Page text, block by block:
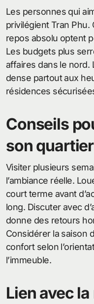
Les personnes qui
privilégient Tran
repos absolu optent
Les budgets plus
affaires dans le nord.
dense partout aux
résidences
Conseils
son quartier
Visiter plusieurs
l’ambiance réelle.
court terme avant
long. Discuter avec
donne des retours
Considérer la saison
confort selon
l’immeuble.
Lien avec